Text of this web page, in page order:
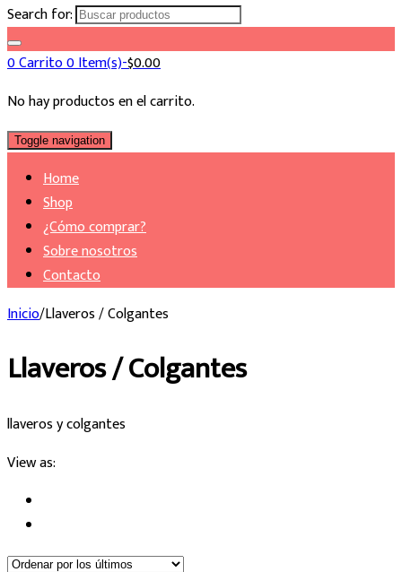
Search for:
0Carrito0 Item(s)-$0.00
No hay productos en el carrito.
Toggle navigation
Home
Shop
¿Cómo comprar?
Sobre nosotros
Contacto
Inicio/Llaveros / Colgantes
Llaveros / Colgantes
llaveros y colgantes
View as: